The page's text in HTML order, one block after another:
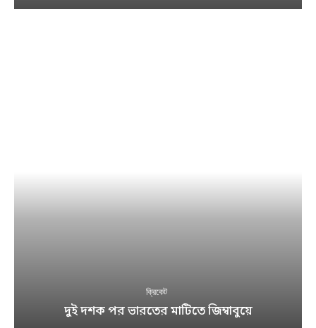
ক্রিকেট
দুই দশক পর ভারতের মাটিতে জিম্বাবুয়ে